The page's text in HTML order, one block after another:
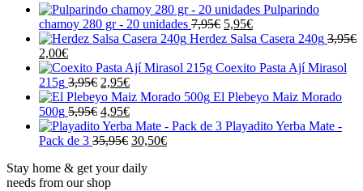
Pulparindo
chamoy 280 gr - 20 unidades 7,95€ El
precio
era:
5,95€El
precio
es:
Herdez Salsa Casera 240g 3,95€
El
precio
original
era:
3,95€.
2,00€El
precio
actual
es:
2,00€.
Coexito Pasta Ají Mirasol
215g 3,95€ El
precio
original
era:
3,95€.
2,95€El
precio
actual
es:
2,95€.
El Plebeyo Maiz Morado
500g 5,95€ El
precio
original
5,95€.
4,95€El
precio
actual
4,95€.
Playadito Yerba Mate -
Pack de 3 35,95€ El
original
30,50€El
Stay home & get your daily
needs from our shop